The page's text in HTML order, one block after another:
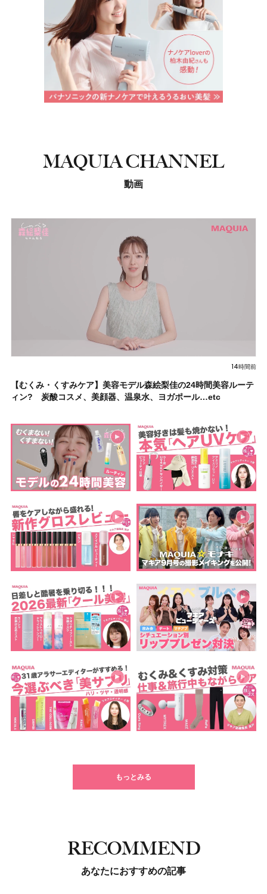
MAQUIA CHANNEL
動画
14時間前
【むくみ・くすみケア】美容モデル森絵梨佳の24時間美容ルーテ
ィン? 炭酸コスメ、美顔器、温泉水、ヨガポール…etc
もっとみる
RECOMMEND
あなたにおすすめの記事